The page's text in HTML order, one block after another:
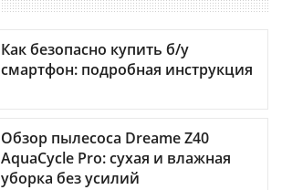
Как безопасно купить б/у
смартфон: подробная инструкция
Обзор пылесоса Dreame Z40
AquaCycle Pro: сухая и влажная
уборка без усилий